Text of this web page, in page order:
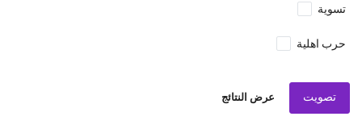
تسوية
حرب اهلية
تصويت عرض النتائج